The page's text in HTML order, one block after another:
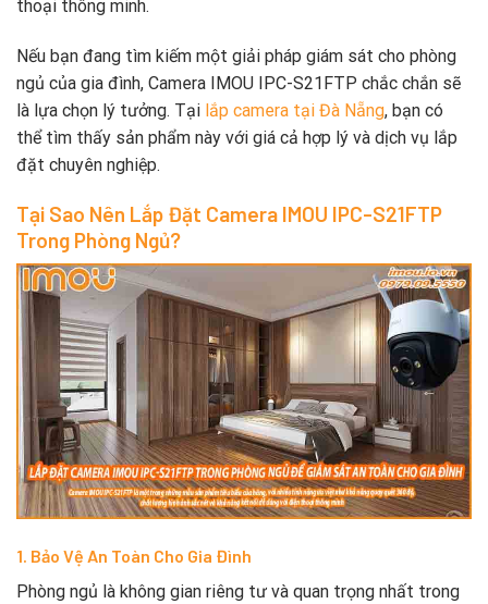
thoại thông minh.
Nếu bạn đang tìm kiếm một giải pháp giám sát cho phòng
ngủ của gia đình, Camera IMOU IPC-S21FTP chắc chắn sẽ
là lựa chọn lý tưởng. Tại lắp camera tại Đà Nẵng, bạn có
thể tìm thấy sản phẩm này với giá cả hợp lý và dịch vụ lắp
đặt chuyên nghiệp.
Tại Sao Nên Lắp Đặt Camera IMOU IPC-S21FTP
Trong Phòng Ngủ?
1. Bảo Vệ An Toàn Cho Gia Đình
Phòng ngủ là không gian riêng tư và quan trọng nhất trong